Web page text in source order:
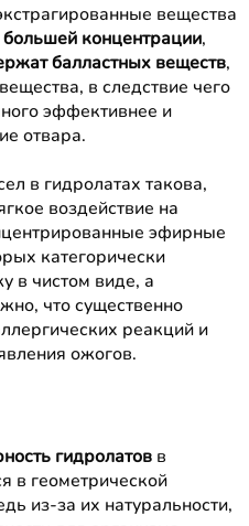
вещества
концентрации,
балластных веществ,
в следствие чего
эффективнее и
отвара.
в гидролатах такова,
воздействие на
эфирные
категорически
в чистом виде, а
что существенно
реакций и
ожогов.
гидролатовв
в геометрической
из-за их натуральности,